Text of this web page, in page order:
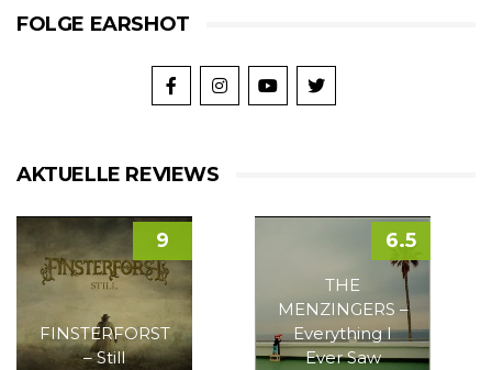
FOLGE EARSHOT
AKTUELLE REVIEWS
FINSTERFORST
– Still
9
THE
MENZINGERS –
Everything I
Ever Saw
6.5